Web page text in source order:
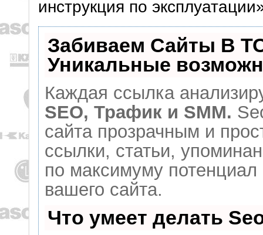
инструкция по
Забиваем Сайты В
Уникальные
Каждая ссылка
SEO, Трафик и SMM.
сайта прозрачным и
ссылки, статьи,
по максимуму
вашего сайта.
Что умеет делать